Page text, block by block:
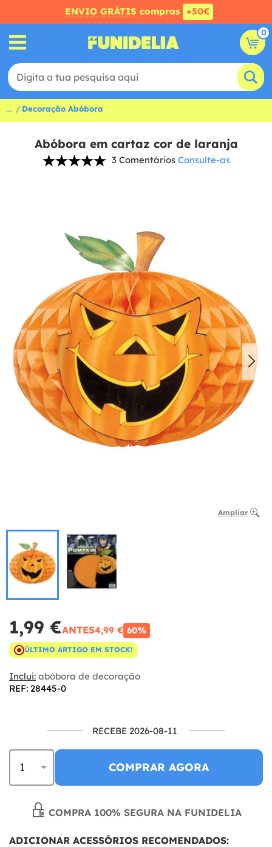
ENVIO GRÁTIS compras +50€
0
... Decoração Abóbora
Abóbora em cartaz cor de laranja
3 Comentários Consulte-as
Ampliar
1,99 €ANTES4,99 € 60%
ÚLTIMO ARTIGO EM STOCK!
Inclui: abóbora de decoração
REF: 28445-0
RECEBE 2026-08-11
COMPRAR AGORA
COMPRA 100% SEGURA NA FUNIDELIA
ADICIONAR ACESSÓRIOS RECOMENDADOS: